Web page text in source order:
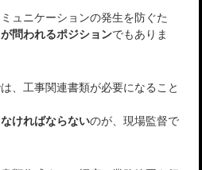
ュニケーションの発生を防ぐた
問われるポジションでもありま
、工事関連書類が必要になること
ければならないのが、現場監督で